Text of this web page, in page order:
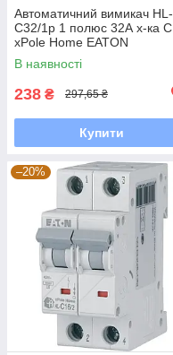
Автоматичний вимикач HL-
С32/1р 1 полюс 32А х-ка С
xPole Home EATON
В наявності
238 ₴ 297,65 ₴
Купити
–20%